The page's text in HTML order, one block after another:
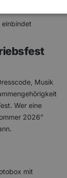
einbindet
Musik
Wer eine
2026”
mit